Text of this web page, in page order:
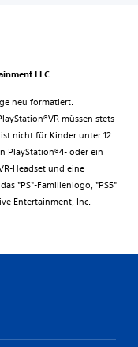
LLC
neu formatiert.
müssen stets
nicht für Kinder unter 12
PlayStation®4- oder ein
Headset und eine
"PS"-Familienlogo, "PS5"
Entertainment, Inc.